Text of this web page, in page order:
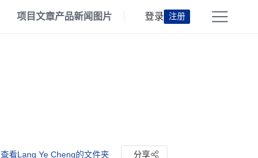
项目文章产品新闻 图片 登录 注册
查看Lang Ye Cheng的文件夹 分享